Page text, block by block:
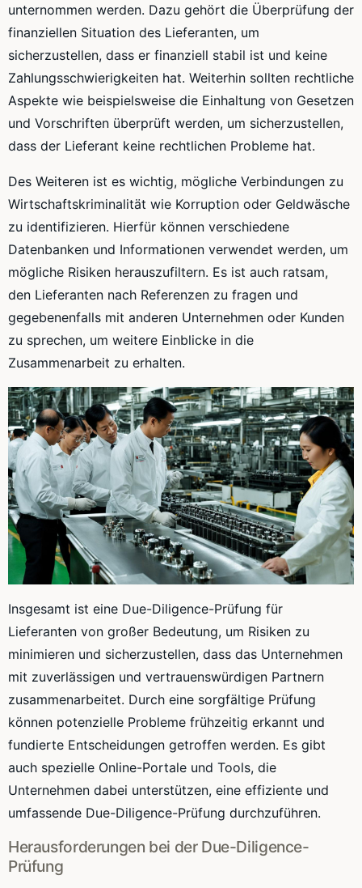
unternommen werden. Dazu gehört die Überprüfung der
finanziellen Situation des Lieferanten, um
sicherzustellen, dass er finanziell stabil ist und keine
Zahlungsschwierigkeiten hat. Weiterhin sollten rechtliche
Aspekte wie beispielsweise die Einhaltung von Gesetzen
und Vorschriften überprüft werden, um sicherzustellen,
dass der Lieferant keine rechtlichen Probleme hat.
Des Weiteren ist es wichtig, mögliche Verbindungen zu
Wirtschaftskriminalität wie Korruption oder Geldwäsche
zu identifizieren. Hierfür können verschiedene
Datenbanken und Informationen verwendet werden, um
mögliche Risiken herauszufiltern. Es ist auch ratsam,
den Lieferanten nach Referenzen zu fragen und
gegebenenfalls mit anderen Unternehmen oder Kunden
zu sprechen, um weitere Einblicke in die
Zusammenarbeit zu erhalten.
Insgesamt ist eine Due-Diligence-Prüfung für
Lieferanten von großer Bedeutung, um Risiken zu
minimieren und sicherzustellen, dass das Unternehmen
mit zuverlässigen und vertrauenswürdigen Partnern
zusammenarbeitet. Durch eine sorgfältige Prüfung
können potenzielle Probleme frühzeitig erkannt und
fundierte Entscheidungen getroffen werden. Es gibt
auch spezielle Online-Portale und Tools, die
Unternehmen dabei unterstützen, eine effiziente und
umfassende Due-Diligence-Prüfung durchzuführen.
Herausforderungen bei der Due-Diligence-
Prüfung